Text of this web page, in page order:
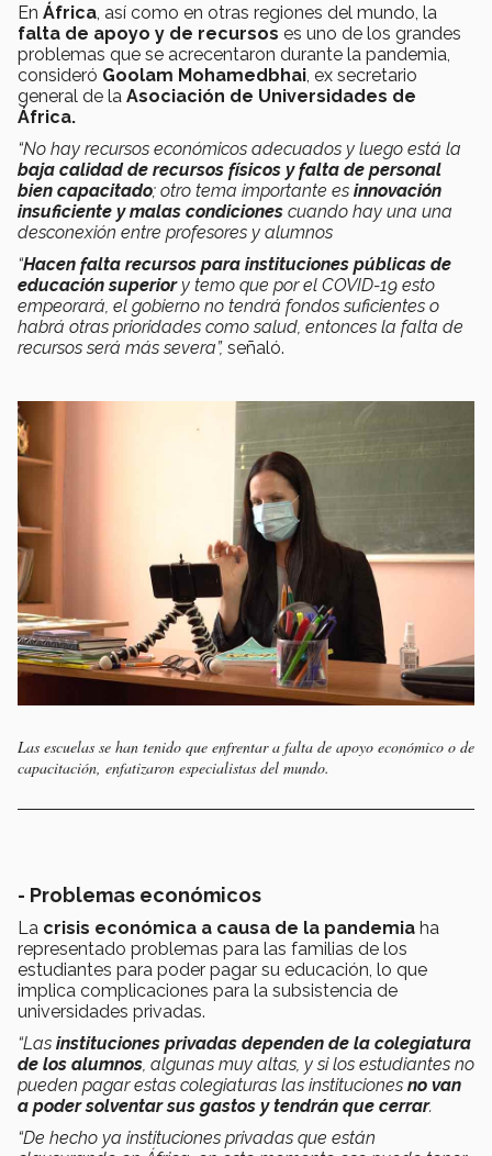
En África , así como en otras regiones del mundo, la
falta de apoyo y de recursos es uno de los grandes
problemas que se acrecentaron durante la pandemia,
consideró Goolam Mohamedbhai , ex secretario
general de la Asociación de Universidades de
África.
“No hay recursos económicos adecuados y luego está la
baja calidad de recursos físicos y falta de personal
bien capacitado; otro tema importante es innovación
insuficiente y malas condiciones cuando hay una una
desconexión entre profesores y alumnos
“Hacen falta recursos para instituciones públicas de
educación superiory temo que por el COVID-19 esto
empeorará, el gobierno no tendrá fondos suficientes o
habrá otras prioridades como salud, entonces la falta de
recursos será más severa”, señaló.
Las escuelas se han tenido que enfrentar a falta de apoyo económico o de
capacitación, enfatizaron especialistas del mundo.
- Problemas económicos
La crisis económica a causa de la pandemia ha
representado problemas para las familias de los
estudiantes para poder pagar su educación, lo que
implica complicaciones para la subsistencia de
universidades privadas.
“Las instituciones privadas dependen de la colegiatura
de los alumnos, algunas muy altas, y si los estudiantes no
pueden pagar estas colegiaturas las instituciones no van
a poder solventar sus gastos y tendrán que cerrar.
“De hecho ya instituciones privadas que están